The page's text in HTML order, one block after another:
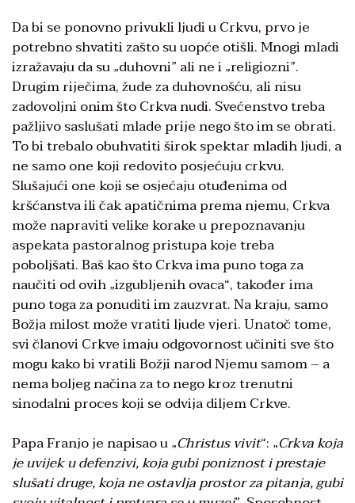
Da bi se ponovno privukli ljudi u Crkvu, prvo je
potrebno shvatiti zašto su uopće otišli. Mnogi mladi
izražavaju da su „duhovni” ali ne i „religiozni”.
Drugim riječima, žude za duhovnošću, ali nisu
zadovoljni onim što Crkva nudi. Svećenstvo treba
pažljivo saslušati mlade prije nego što im se obrati.
To bi trebalo obuhvatiti širok spektar mladih ljudi, a
ne samo one koji redovito posjećuju crkvu.
Slušajući one koji se osjećaju otuđenima od
kršćanstva ili čak apatičnima prema njemu, Crkva
može napraviti velike korake u prepoznavanju
aspekata pastoralnog pristupa koje treba
poboljšati. Baš kao što Crkva ima puno toga za
naučiti od ovih „izgubljenih ovaca“, također ima
puno toga za ponuditi im zauzvrat. Na kraju, samo
Božja milost može vratiti ljude vjeri. Unatoč tome,
svi članovi Crkve imaju odgovornost učiniti sve što
mogu kako bi vratili Božji narod Njemu samom – a
nema boljeg načina za to nego kroz trenutni
sinodalni proces koji se odvija diljem Crkve.
Papa Franjo je napisao u „Christus vivit“: „Crkva koja
je uvijek u defenzivi, koja gubi poniznost i prestaje
slušati druge, koja ne ostavlja prostor za pitanja, gubi